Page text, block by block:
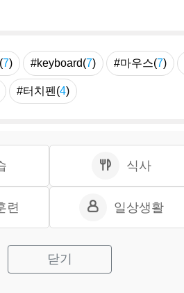
7) #keyboard(7) #마우스(7)
#터치펜(4)
식사
련 일상생활
닫기